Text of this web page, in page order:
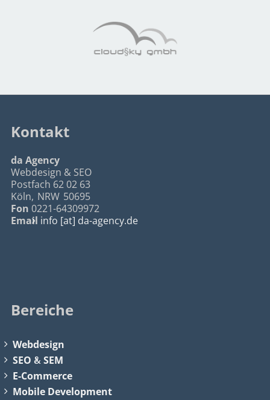
Kontakt
da Agency
Webdesign & SEO
Postfach 62 02 63
Köln, NRW 50695
Fon 0221-64309972
Email info [at] da-agency.de
Bereiche
Webdesign
SEO &SEM
E-Commerce
Mobile Development